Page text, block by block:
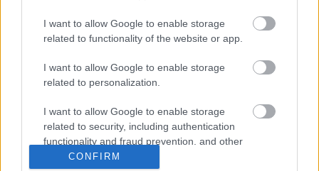
I want to allow Google to enable storage
related to functionality of the website or app.
I want to allow Google to enable storage
related to personalization.
I want to allow Google to enable storage
related to security, including authentication
functionality and fraud prevention, and other
user protection.
CONFIRM
Indul a diákok pénzügyi ismereteit
erősítő Pénz7 programsorozat
Budapest-Pécs, Budapest-Szolnok:
gyorsabb és biztonságosabb lett a vasút